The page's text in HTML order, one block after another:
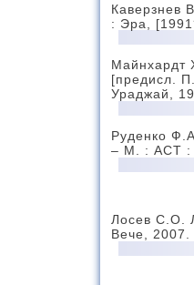
Каверзнев
: Эра,
Майнхардт
[предисл.
Ураджай,
Руденко
– М. : АСТ :
Лосев С.О.
Вече, 2007.